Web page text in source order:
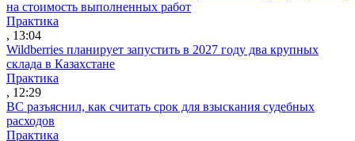
на стоимость выполненных работ
Практика
, 13:04
Wildberries планирует запустить в 2027 году два крупных
склада в Казахстане
Практика
, 12:29
ВС разъяснил, как считать срок для взыскания судебных
расходов
Практика